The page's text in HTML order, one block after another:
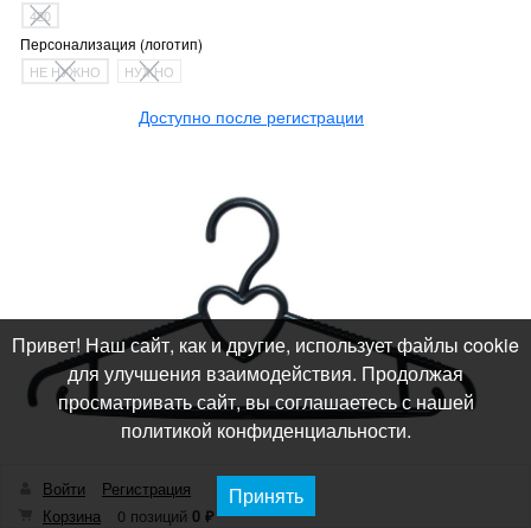
420
Персонализация (логотип)
НЕ НУЖНО НУЖНО
Доступно после регистрации
Вешалка костюмная ВН-5
Привет! Наш сайт, как и другие, использует файлы cookie
для улучшения взаимодействия. Продолжая
просматривать сайт, вы соглашаетесь с нашей
политикой конфиденциальности.
Принять
Войти
Регистрация
Корзина
0 позиций 0 ₽